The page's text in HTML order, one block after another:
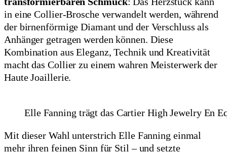
in eine Collier-Brosche verwandelt werden, während
der birnenförmige Diamant und der Verschluss als
Anhänger getragen werden können. Diese
Kombination aus Eleganz, Technik und Kreativität
macht das Collier zu einem wahren Meisterwerk der
Haute Joaillerie.
Elle Fanning trägt das Cartier High Jewelry En
Mit dieser Wahl unterstrich Elle Fanning einmal
mehr ihren feinen Sinn für Stil – und setzte